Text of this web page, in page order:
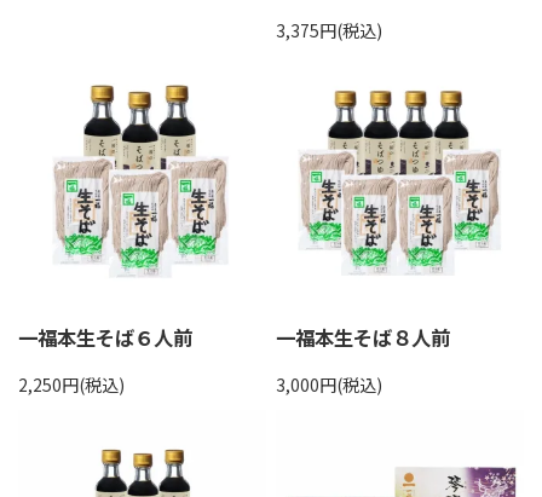
3,375円(税込)
一福本生そば６人前
2,250円(税込)
一福本生そば８人前
3,000円(税込)